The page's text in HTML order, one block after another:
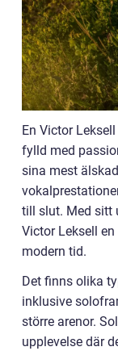
En Victor
fylld med
sina mest
till slut. Med sitt
Victor Leksell
modern tid.
Det finns olika
inklusive
större arenor.
upplevelse där